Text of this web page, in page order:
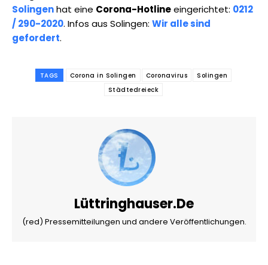
Solingenhat eine Corona-Hotlineeingerichtet: 0212
/ 290-2020. Infos aus Solingen: Wir alle sind
gefordert.
TAGS Corona in Solingen Coronavirus
Solingen
Städtedreieck
Lüttringhauser.de
(red) Pressemitteilungen und andere Veröffentlichungen.